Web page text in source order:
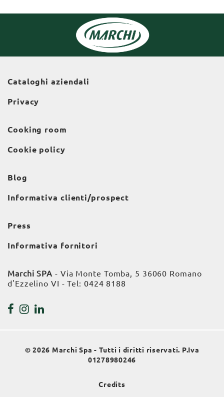
Cataloghi aziendali
Privacy
Cooking room
Cookie policy
Blog
Informativa clienti/prospect
Press
Informativa fornitori
Marchi SPA - Via Monte Tomba, 5 36060 Romano
d'Ezzelino VI - Tel: 0424 8188
© 2026 Marchi Spa - Tutti i diritti riservati. P.Iva
01278980246
Credits